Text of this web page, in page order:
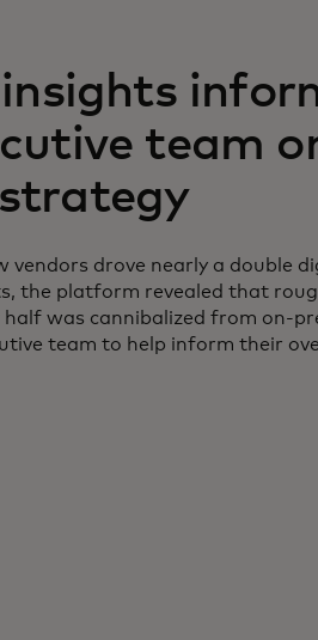
team
drove nearly a double
the platform revealed that
was cannibalized from on-
team to help inform their